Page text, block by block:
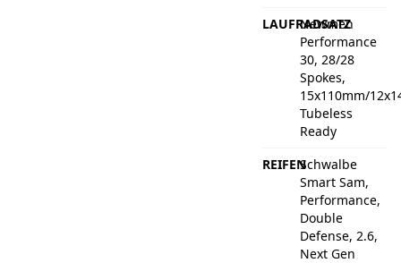
LAUFRADSATZ
Newmen
Performance
30, 28/28
Spokes,
15x110mm/
Tubeless
Ready
REIFENSchwalbe
Smart Sam,
Performance,
Double
Defense, 2.6,
Next Gen